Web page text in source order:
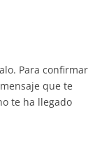
Para confirmar
que te
te ha llegado